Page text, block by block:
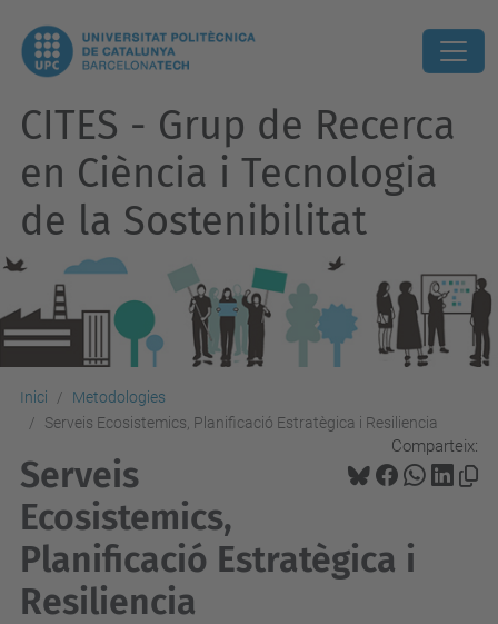
CITES - Grup de Recerca
en Ciència i Tecnologia
de la Sostenibilitat
Inici
Metodologies
Serveis Ecosistemics, Planificació Estratègica i Resiliencia
Comparteix:
Serveis
Ecosistemics,
Planificació Estratègica i
Resiliencia